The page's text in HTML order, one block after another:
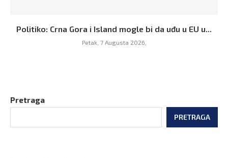
Politiko: Crna Gora i Island mogle bi da uđu u EU u...
Petak, 7 Augusta 2026,
Pretraga
PRETRAGA